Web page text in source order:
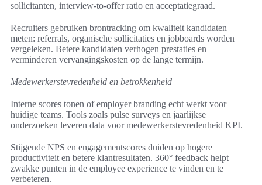
sollicitanten, interview-to-offer ratio en acceptatiegraad.
Recruiters gebruiken brontracking om kwaliteit kandidaten
meten: referrals, organische sollicitaties en jobboards worden
vergeleken. Betere kandidaten verhogen prestaties en
verminderen vervangingskosten op de lange termijn.
Medewerkerstevredenheid en betrokkenheid
Interne scores tonen of employer branding echt werkt voor
huidige teams. Tools zoals pulse surveys en jaarlijkse
onderzoeken leveren data voor medewerkerstevredenheid KPI.
Stijgende NPS en engagementscores duiden op hogere
productiviteit en betere klantresultaten. 360° feedback helpt
zwakke punten in de employee experience te vinden en te
verbeteren.